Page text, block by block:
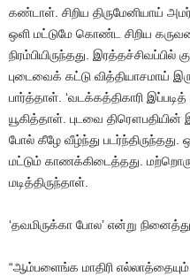
கண்டாள். சிறிய திருமேனியாய்
ஒளி மட்டுமே கொண்ட சிறிய
நிரம்பியிருந்தது. இரத்தச்சிவப்பில்
புடைவைக் கட்டு வித்தியாசமாய்
பார்த்தாள். ‘வடக்கத்திகாரி
யூகித்தாள். புடவை திரௌபதியின்
போல் கீழே வீழ்ந்து
மட்டும் காணக்கிடைத்தது.
மடித்திருந்தாள்.
‘தவமிருக்கா போல’ என்று
“ஆம்பளைங்க மாதிரி